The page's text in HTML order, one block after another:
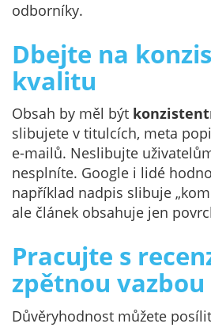
odborníky.
Dbejte na
kvalitu
Obsah by měl být
slibujete v titulcích, meta
e-mailů. Neslibujte
nesplníte. Google i lidé
například nadpis slibuje
ale článek obsahuje jen
Pracujte s
zpětnou vazbou
Důvěryhodnost můžete